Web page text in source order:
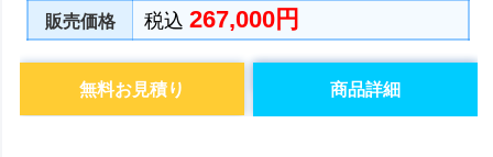
販売価格 税込267,000円
商品詳細
無料お見積り